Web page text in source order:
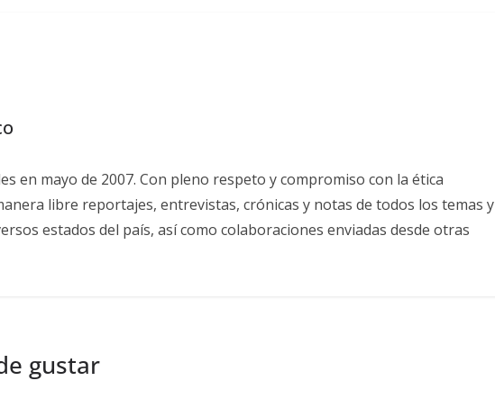
en mayo de 2007. Con pleno respeto y compromiso con la ética
libre reportajes, entrevistas, crónicas y notas de todos los temas y
estados del país, así como colaboraciones enviadas desde otras
gustar